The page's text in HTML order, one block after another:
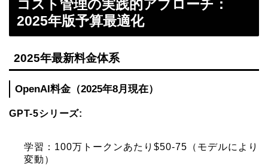
コスト管理の実践的アプローチ：
2025年版予算最適化
2025年最新料金体系
OpenAI料金（2025年8月現在）
GPT-5シリーズ:
学習：100万トークンあたり$50-75（モデルにより
変動）